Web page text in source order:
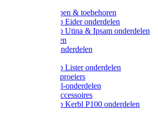
Weidepompen & toebehoren
Weidepomp Eider onderdelen
Weidepomp Utina & Ipsam onderdelen
Drinkbakken
Drinkbak onderdelen
Weidepomp Lister onderdelen
Nippels / Sproeiers
Drinknippel-onderdelen
Drinkbak accessoires
Weidepomp Kerbl P100 onderdelen